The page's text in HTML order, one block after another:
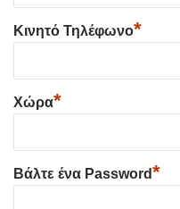
Κινητό Τηλέφωνο*
Χώρα*
Βάλτε ένα Password*